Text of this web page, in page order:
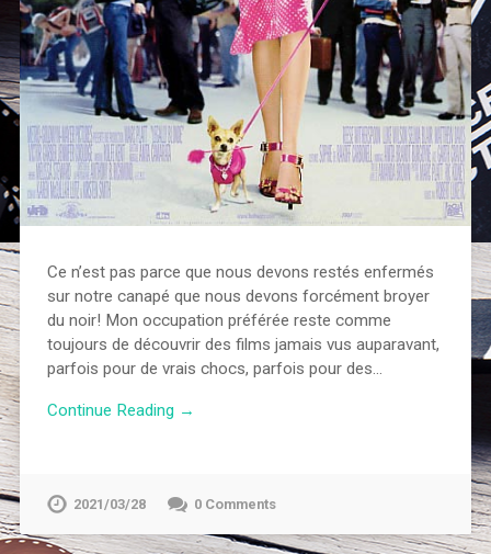
Ce n’est pas parce que nous devons restés enfermés
sur notre canapé que nous devons forcément broyer
du noir! Mon occupation préférée reste comme
toujours de découvrir des films jamais vus auparavant,
parfois pour de vrais chocs, parfois pour des…
Continue Reading →
2021/03/28 0 Comments